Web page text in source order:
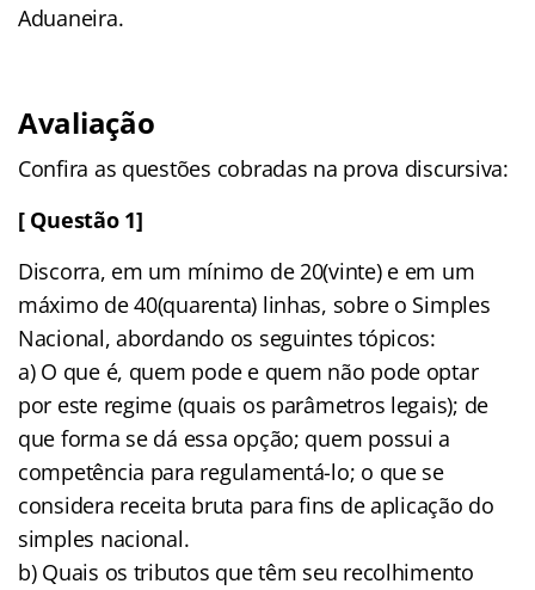
Aduaneira.
Avaliação
Confira as questões cobradas na prova discursiva:
[ Questão 1]
Discorra, em um mínimo de 20(vinte) e em um
máximo de 40(quarenta) linhas, sobre o Simples
Nacional, abordando os seguintes tópicos:
a) O que é, quem pode e quem não pode optar
por este regime (quais os parâmetros legais); de
que forma se dá essa opção; quem possui a
competência para regulamentá-lo; o que se
considera receita bruta para fins de aplicação do
simples nacional.
b) Quais os tributos que têm seu recolhimento